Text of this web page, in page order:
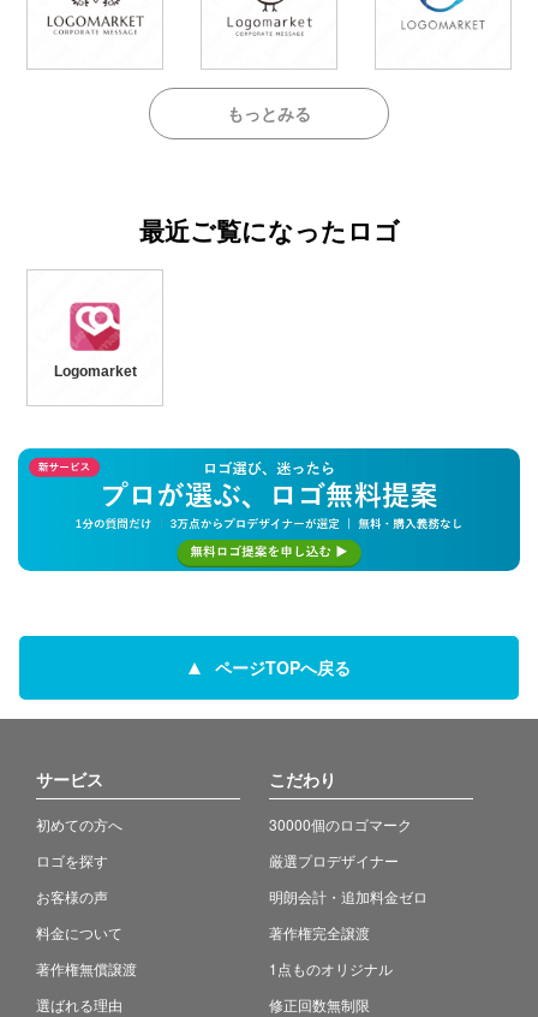
もっとみる
最近ご覧になったロゴ
Logomarket
ページTOPへ戻る
サービス
初めての方へ
ロゴを探す
お客様の声
料金について
著作権無償譲渡
選ばれる理由
こだわり
30000個のロゴマーク
厳選プロデザイナー
明朗会計・追加料金ゼロ
著作権完全譲渡
1点ものオリジナル
修正回数無制限